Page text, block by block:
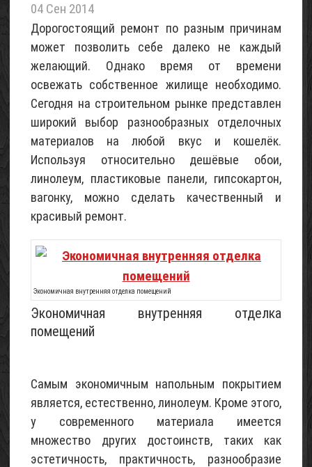
04 Сен 2014
Дорогостоящий ремонт по разным причинам
может позволить себе далеко не каждый
желающий. Однако время от времени
освежать собственное жилище необходимо.
Сегодня на строительном рынке представлен
широкий выбор разнообразных отделочных
материалов на любой вкус и кошелёк.
Используя относительно дешёвые обои,
линолеум, пластиковые панели, гипсокартон,
вагонку, можно сделать качественный и
красивый ремонт.
Экономичная внутренняя отделка помещений
Экономичная внутренняя отделка
помещений
Самым экономичным напольным покрытием
является, естественно, линолеум. Кроме этого,
у современного материала имеется
множество других достоинств, таких как
эстетичность, практичность, разнообразие
летнего
домика
«Шалаш»
(с
фото)
07
Май
2017
Проект
трехэтажного
домика
6
соток
(с
06
2017
каркасного
садового
домика
(с
описанием)